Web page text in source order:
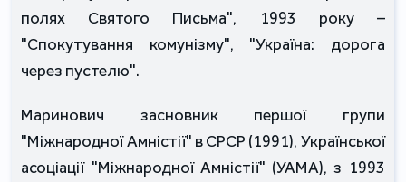
полях Святого Письма", 1993 року –
"Спокутування комунізму", "Україна: дорога
через пустелю".
Маринович засновник першої групи
"Міжнародної Амністії" в СРСР (1991), Української
асоціації "Міжнародної Амністії" (УАМА), з 1993